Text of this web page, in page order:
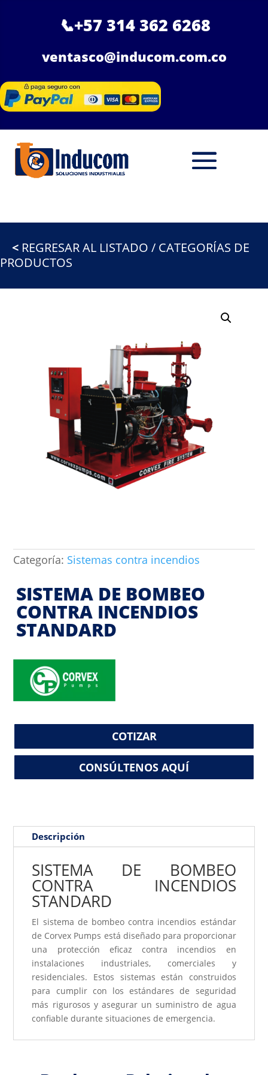
📞+57 314 362 6268
ventasco@inducom.com.co
< REGRESAR AL LISTADO / CATEGORÍAS DE
PRODUCTOS
Categoría: Sistemas contra incendios
SISTEMA DE BOMBEO
CONTRA INCENDIOS
STANDARD
COTIZAR
CONSÚLTENOS AQUÍ
Descripción
SISTEMA DE BOMBEO
CONTRA INCENDIOS
STANDARD
El sistema de bombeo contra incendios estándar
de Corvex Pumps está diseñado para proporcionar
una protección eficaz contra incendios en
instalaciones industriales, comerciales y
residenciales. Estos sistemas están construidos
para cumplir con los estándares de seguridad
más rigurosos y asegurar un suministro de agua
confiable durante situaciones de emergencia.